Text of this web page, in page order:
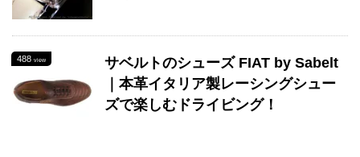
488 view
サベルトのシューズ FIAT by Sabelt
｜本革イタリア製レーシングシュー
ズで楽しむドライビング！